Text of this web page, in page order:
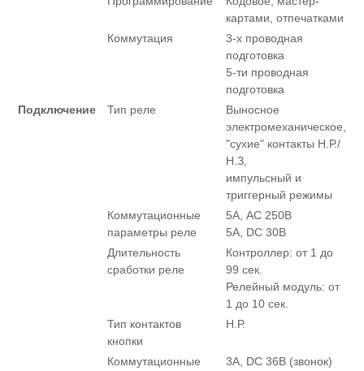
картами, отпечатками
Коммутация
3-х проводная
подготовка
5-ти проводная
подготовка
Подключение
Тип реле
Выносное
электромеханическое,
"сухие" контакты Н.Р./
Н.З,
импульсный и
триггерный режимы
Коммутационные
параметры реле
5А, AC 250В
5А, DC 30В
Длительность
сработки реле
Контроллер: от 1 до
99 сек.
Релейный модуль: от
1 до 10 сек.
Тип контактов
кнопки
Н.Р.
Коммутационные
3А, DC 36В (звонок)